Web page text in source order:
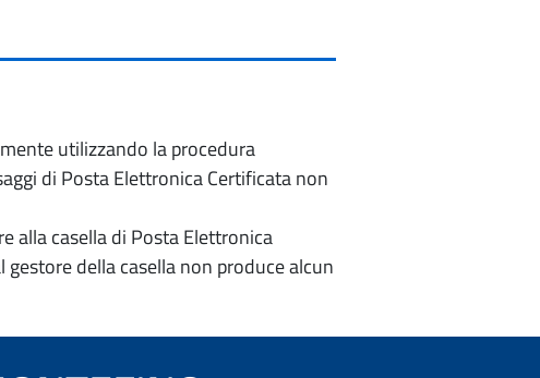
utilizzando la procedura
di Posta Elettronica Certificata non
alla casella di Posta Elettronica
della casella non produce alcun